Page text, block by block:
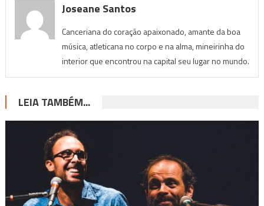
Joseane Santos
Canceriana do coração apaixonado, amante da boa
música, atleticana no corpo e na alma, mineirinha do
interior que encontrou na capital seu lugar no mundo.
LEIA TAMBÉM...